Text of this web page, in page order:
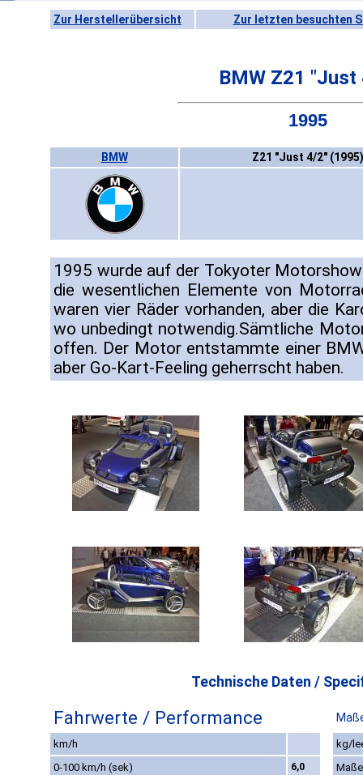
Zur Herstellerübersicht Zur letzten besuchten
BMW Z21 "Just
1995
BMW Z21 "Just 4/2" (1995)
1995 wurde auf der Tokyoter
die wesentlichen Elemente von
waren vier Räder vorhanden, aber die
wo unbedingt notwendig.Sämtliche
offen. Der Motor entstammte einer
aber Go-Kart-Feeling geherrscht haben.
Technische Daten /
Fahrwerte / Performance
km/h
kg/
0-100 km/h (sek)
6,0